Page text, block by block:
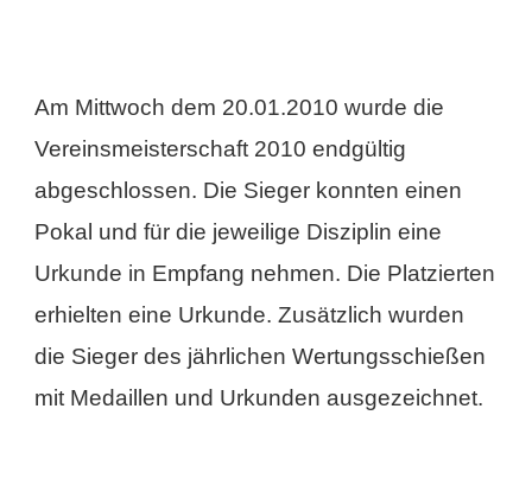
Am Mittwoch dem 20.01.2010 wurde die
Vereinsmeisterschaft 2010 endgültig
abgeschlossen. Die Sieger konnten einen
Pokal und für die jeweilige Disziplin eine
Urkunde in Empfang nehmen. Die Platzierten
erhielten eine Urkunde. Zusätzlich wurden
die Sieger des jährlichen Wertungsschießen
mit Medaillen und Urkunden ausgezeichnet.